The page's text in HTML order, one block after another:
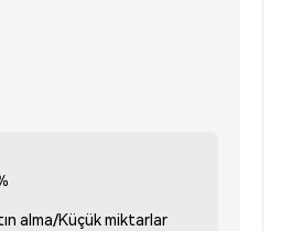
alma/Küçük miktarlar